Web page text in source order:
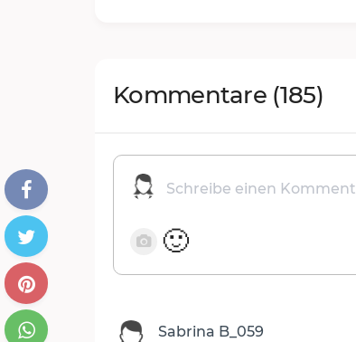
Kommentare (185)
🙂
Sabrina B_059